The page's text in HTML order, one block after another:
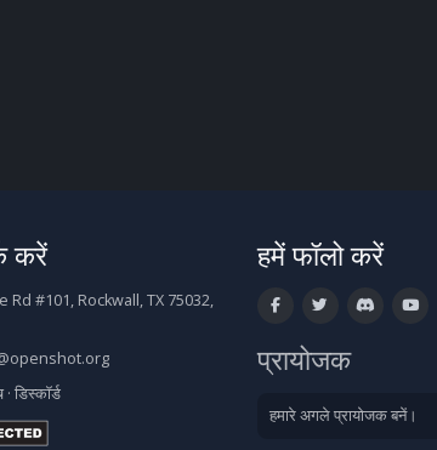
करें
Rd #101, Rockwall, TX 75032,
· डिस्कॉर्ड
हमें फॉलो करें
प्रायोजक
हमारे अगले प्रायोजक बनें।